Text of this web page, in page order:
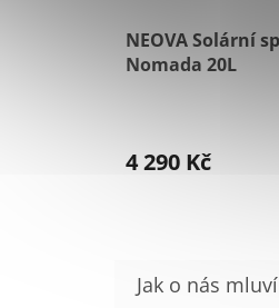
NEOVA Solární
Nomada 20L
4 290 Kč